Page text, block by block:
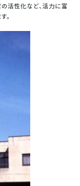
活性化など、活力に富
。